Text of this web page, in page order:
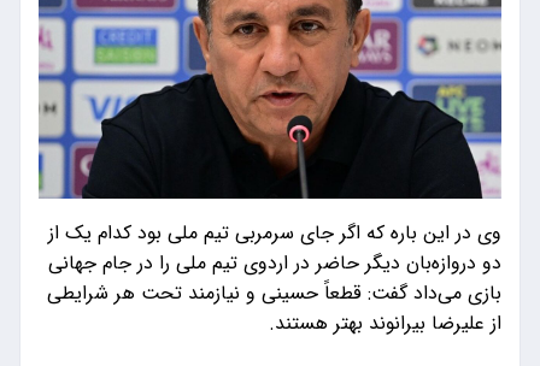
وی در این باره که اگر جای سرمربی تیم ملی بود کدام یک از
دو دروازه‌بان دیگر حاضر در اردوی تیم ملی را در جام جهانی
بازی می‌داد گفت: قطعاً حسینی و نیازمند تحت هر شرایطی
از علیرضا بیرانوند بهتر هستند.